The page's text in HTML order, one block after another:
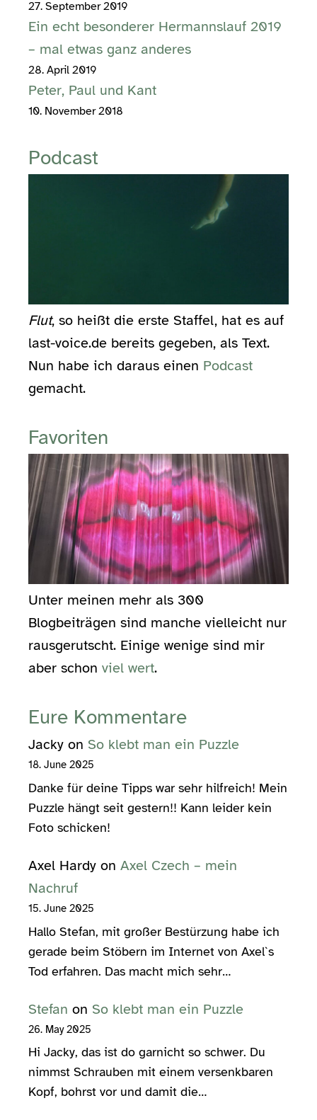
27. September 2019
Ein echt besonderer Hermannslauf 2019
– mal etwas ganz anderes
28. April 2019
Peter, Paul und Kant
10. November 2018
Podcast
Flut, so heißt die erste Staffel, hat es auf
last-voice.de bereits gegeben, als Text.
Nun habe ich daraus einen Podcast
gemacht.
Favoriten
Unter meinen mehr als 300
Blogbeiträgen sind manche vielleicht nur
rausgerutscht. Einige wenige sind mir
aber schon viel wert.
Eure Kommentare
Jacky on So klebt man ein Puzzle
18. June 2025
Danke für deine Tipps war sehr hilfreich! Mein
Puzzle hängt seit gestern!! Kann leider kein
Foto schicken!
Axel Hardy on Axel Czech – mein
Nachruf
15. June 2025
Hallo Stefan, mit großer Bestürzung habe ich
gerade beim Stöbern im Internet von Axel`s
Tod erfahren. Das macht mich sehr…
Stefan on So klebt man ein Puzzle
26. May 2025
Hi Jacky, das ist do garnicht so schwer. Du
nimmst Schrauben mit einem versenkbaren
Kopf, bohrst vor und damit die…